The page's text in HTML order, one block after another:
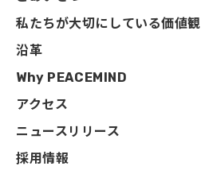
私たちが大切にしている価値観
沿革
Why PEACEMIND
アクセス
ニュースリリース
採用情報